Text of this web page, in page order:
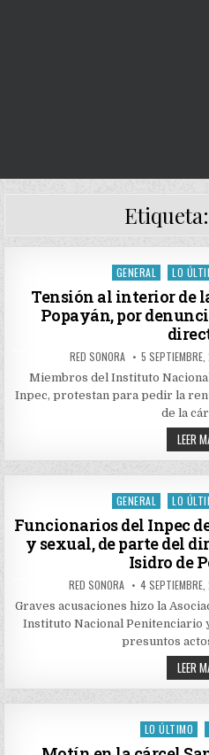
Etiqueta:
Posted
in
GENERAL LO
Tensión al interior de
Popayán, por
AUTHOR:
RED SONORA PUBLISHED
DATE:
5
Miembros del Instituto
Inpec, protestan para pedir la
de la
LEER
Posted
GENERAL LO
Funcionarios del Inpec
y sexual, de parte del
Isidro de
AUTHOR:
RED SONORA PUBLISHED
DATE:
4
Graves acusaciones hizo la
Instituto Nacional Penitenciario
presuntos
LEER
Posted
in
LO ÚLTIMO